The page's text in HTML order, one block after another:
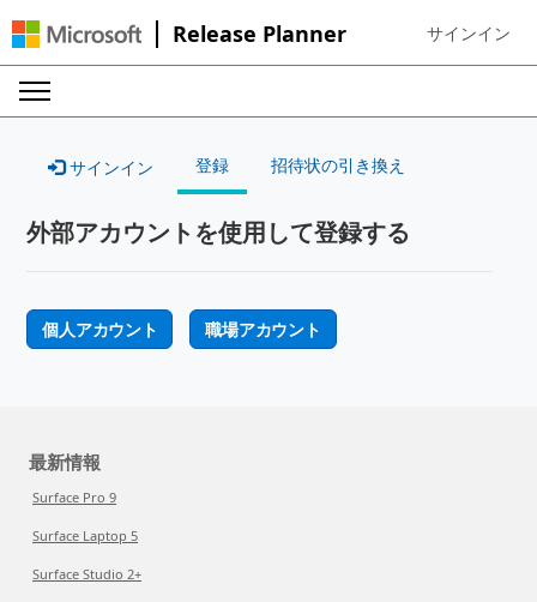
Release Planner Sign in to
サインイン
サインイン 登録 招待状の引き換え
外部アカウントを使用して登録する
個人アカウント 職場アカウント
最新情報
Surface Pro 9
Surface Laptop 5
Surface Studio 2+